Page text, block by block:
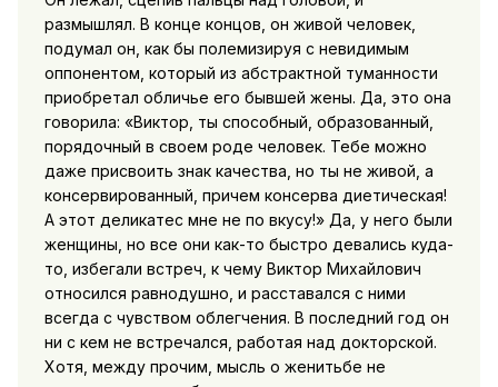
размышлял. В конце концов, он живой человек,
подумал он, как бы полемизируя с невидимым
оппонентом, который из абстрактной туманности
приобретал обличье его бывшей жены. Да, это она
говорила: «Виктор, ты способный, образованный,
порядочный в своем роде человек. Тебе можно
даже присвоить знак качества, но ты не живой, а
консервированный, причем консерва диетическая!
А этот деликатес мне не по вкусу!» Да, у него были
женщины, но все они как-то быстро девались куда-
то, избегали встреч, к чему Виктор Михайлович
относился равнодушно, и расставался с ними
всегда с чувством облегчения. В последний год он
ни с кем не встречался, работая над докторской.
Хотя, между прочим, мысль о женитьбе не